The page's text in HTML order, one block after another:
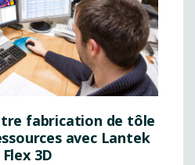
fabrication de tôle
avec Lantek
3D